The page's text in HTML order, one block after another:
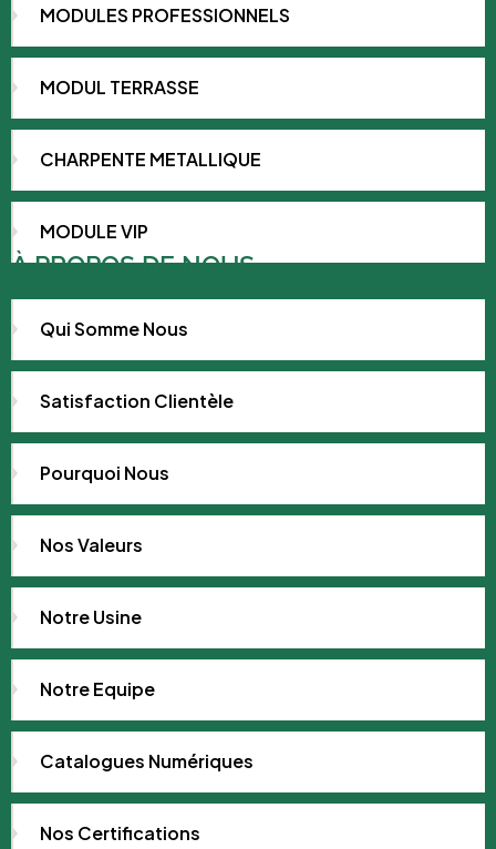
MODULES PROFESSIONNELS
MODUL TERRASSE
CHARPENTE METALLIQUE
MODULE VIP
À PROPOS DE NOUS
Qui Somme Nous
Satisfaction Clientèle
Pourquoi Nous
Nos Valeurs
Notre Usine
Notre Equipe
Catalogues Numériques
Nos Certifications